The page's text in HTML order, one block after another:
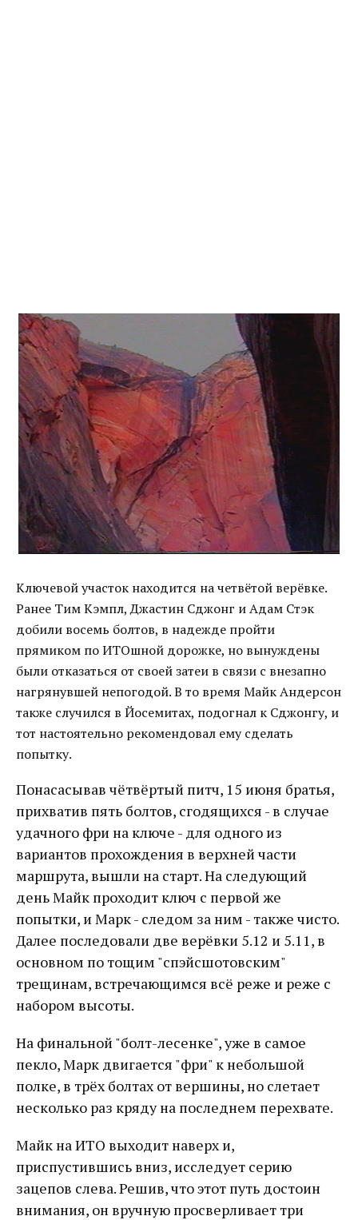
Ключевой участок находится на четвётой верёвке.
Ранее Тим Кэмпл, Джастин Сджонг и Адам Стэк
добили восемь болтов, в надежде пройти
прямиком по ИТОшной дорожке, но вынуждены
были отказаться от своей затеи в связи с внезапно
нагрянувшей непогодой. В то время Майк Андерсон
также случился в Йосемитах, подогнал к Сджонгу, и
тот настоятельно рекомендовал ему сделать
попытку.
Понасасывав чётвёртый питч, 15 июня братья,
прихватив пять болтов, сгодящихся - в случае
удачного фри на ключе - для одного из
вариантов прохождения в верхней части
маршрута, вышли на старт. На следующий
день Майк проходит ключ с первой же
попытки, и Марк - следом за ним - также чисто.
Далее последовали две верёвки 5.12 и 5.11, в
основном по тощим "спэйсшотовским"
трещинам, встречающимся всё реже и реже с
набором высоты.
На финальной "болт-лесенке", уже в самое
пекло, Марк двигается "фри" к небольшой
полке, в трёх болтах от вершины, но слетает
несколько раз кряду на последнем перехвате.
Майк на ИТО выходит наверх и,
приспустившись вниз, исследует серию
зацепов слева. Решив, что этот путь достоин
внимания, он вручную просверливает три